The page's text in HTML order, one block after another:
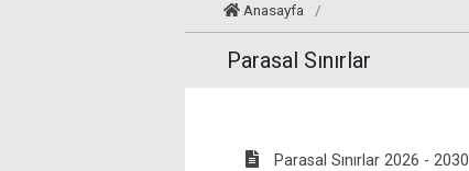
Anasayfa /
Parasal Sınırlar
Parasal Sınırlar 2026 - 2030